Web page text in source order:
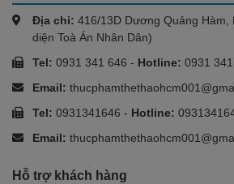
Địa chỉ: 416/13D Dương Quảng
diện Toà Án Nhân Dân)
Tel: 0931 341 646 - Hotline: 0931
Email:
Tel: 0931341646 - Hotline:
Email:
Hỗ trợ khách hàng